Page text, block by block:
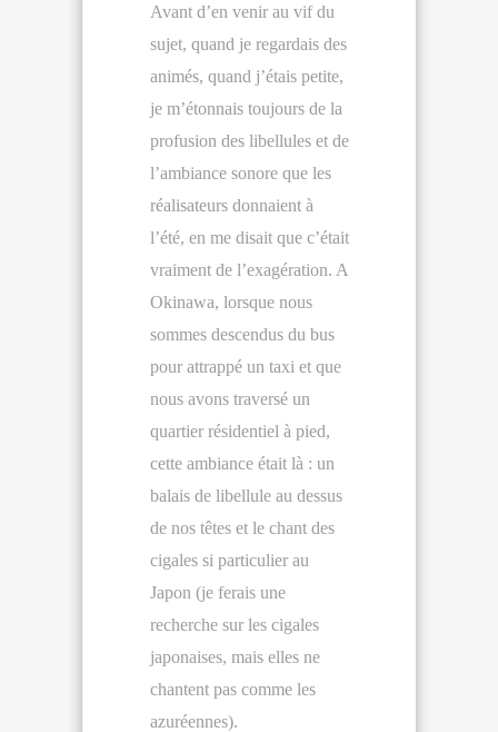
Avant d’en venir au vif du
sujet, quand je regardais des
animés, quand j’étais petite,
je m’étonnais toujours de la
profusion des libellules et de
l’ambiance sonore que les
réalisateurs donnaient à
l’été, en me disait que c’était
vraiment de l’exagération. A
Okinawa, lorsque nous
sommes descendus du bus
pour attrappé un taxi et que
nous avons traversé un
quartier résidentiel à pied,
cette ambiance était là : un
balais de libellule au dessus
de nos têtes et le chant des
cigales si particulier au
Japon (je ferais une
recherche sur les cigales
japonaises, mais elles ne
chantent pas comme les
azuréennes).